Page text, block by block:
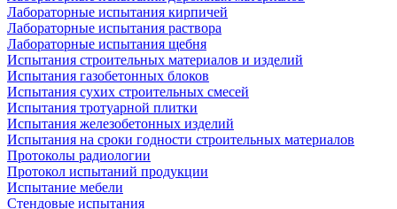
Лабораторные испытания кирпичей
Лабораторные испытания раствора
Лабораторные испытания щебня
Испытания строительных материалов и изделий
Испытания газобетонных блоков
Испытания сухих строительных смесей
Испытания тротуарной плитки
Испытания железобетонных изделий
Испытания на сроки годности строительных материалов
Протоколы радиологии
Протокол испытаний продукции
Испытание мебели
Стендовые испытания